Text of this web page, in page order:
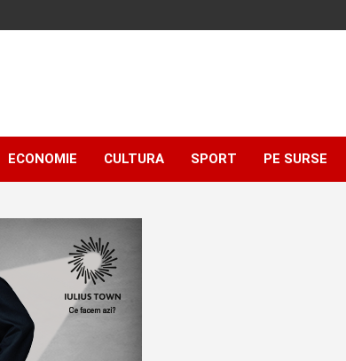
ECONOMIE CULTURA SPORT PE SURSE